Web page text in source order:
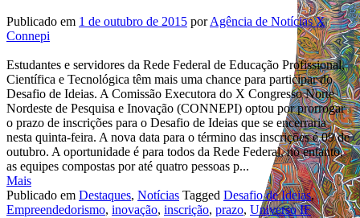
Publicado em 1 de outubro de 2015 porAgência de Notícias X
Connepi
Estudantes e servidores da Rede Federal de Educação Profissional,
Científica e Tecnológica têm mais uma chance para participar do
Desafio de Ideias. A Comissão Executora do X Congresso Norte
Nordeste de Pesquisa e Inovação (CONNEPI) optou por prorrogar
o prazo de inscrições para o Desafio de Ideias que se encerraria
nesta quinta-feira. A nova data para o término das inscrições é 09 de
outubro. A oportunidade é para todos da Rede Federal, no entanto,
as equipes compostas por até quatro pessoas p...
Mais
Publicado em Destaques, Notícias Tagged Desafio de Ideias,
Empreendedorismo, inovação, inscrição, prazo, Universo IF